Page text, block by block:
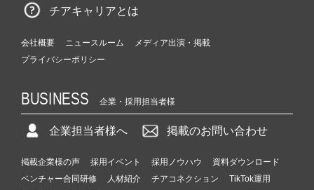
チアキャリアとは
会社概要 ニュースルーム
メディア出演・掲載
プライバシーポリシー
BUSINESS 企業・採用担当者様
企業担当者様へ 掲載のお問い合わせ
掲載企業様の声 採用イベント 採用ノウハウ
資料ダウンロード
ベンチャー合同研修
人材紹介 チアコネクション
TikTok運用